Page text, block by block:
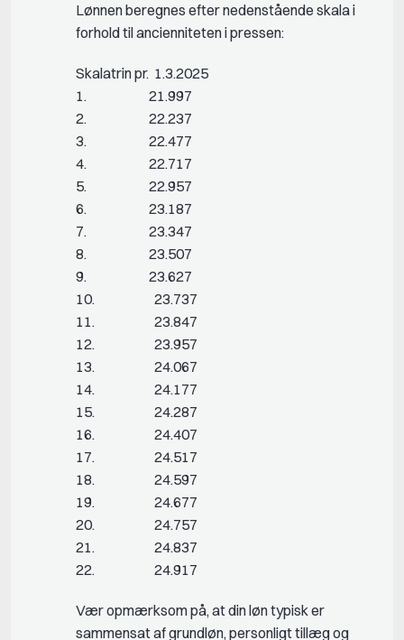
Lønnen beregnes efter nedenstående skala i
forhold til ancienniteten i pressen:
Skalatrin pr. 1.3.2025
1. 21.997
2. 22.237
3. 22.477
4. 22.717
5. 22.957
6. 23.187
7. 23.347
8. 23.507
9. 23.627
10. 23.737
11. 23.847
12. 23.957
13. 24.067
14. 24.177
15. 24.287
16. 24.407
17. 24.517
18. 24.597
19. 24.677
20. 24.757
21. 24.837
22. 24.917
Vær opmærksom på, at din løn typisk er
sammensat af grundløn, personligt tillæg og